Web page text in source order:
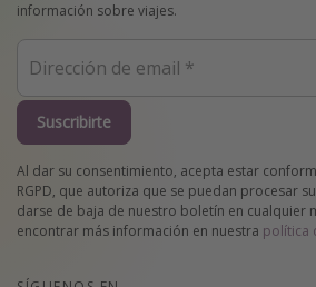
información sobre viajes.
Suscribirte
Al dar su consentimiento, acepta estar
RGPD, que autoriza que se puedan procesar
darse de baja de nuestro boletín en cualquier
encontrar más información en nuestra política